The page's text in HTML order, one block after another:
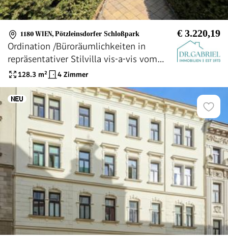
1180 WIEN, Pötzleinsdorfer Schloßpark € 3.220,19
Ordination /Büroräumlichkeiten in
repräsentativer Stilvilla vis-a-vis vom
Pötzleinsdorfer Schloßpark
128.3 m² 4 Zimmer